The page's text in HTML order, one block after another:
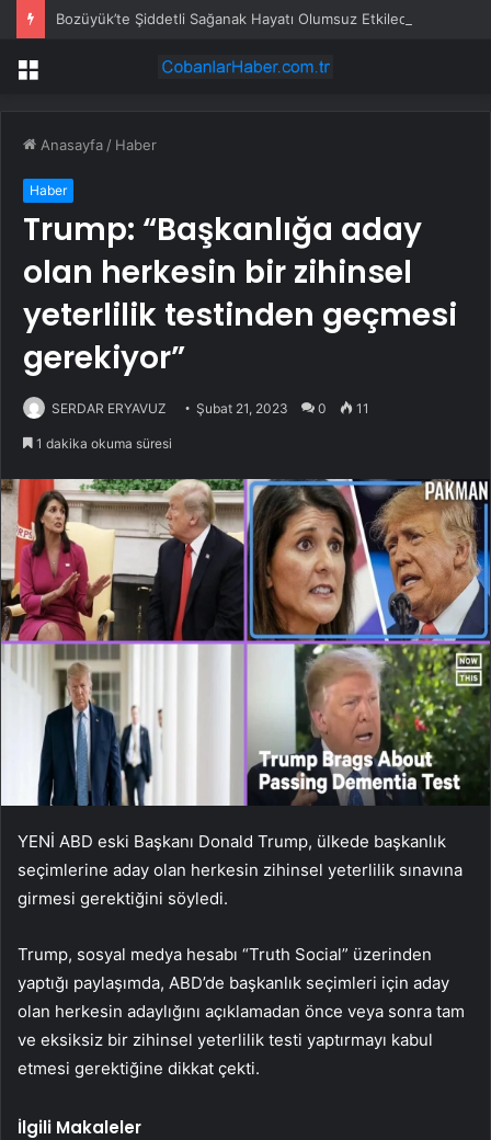
Bozüyük’te Şiddetli Sağanak Hayatı Olumsuz Etkiledi
Menü
Anasayfa / Haber
Haber
Trump: “Başkanlığa aday
olan herkesin bir zihinsel
yeterlilik testinden geçmesi
gerekiyor”
SERDAR ERYAVUZ Şubat 21, 2023 0 11
1 dakika okuma süresi
YENİ ABD eski Başkanı Donald Trump, ülkede başkanlık
seçimlerine aday olan herkesin zihinsel yeterlilik sınavına
girmesi gerektiğini söyledi.
Trump, sosyal medya hesabı “Truth Social” üzerinden
yaptığı paylaşımda, ABD’de başkanlık seçimleri için aday
olan herkesin adaylığını açıklamadan önce veya sonra tam
ve eksiksiz bir zihinsel yeterlilik testi yaptırmayı kabul
etmesi gerektiğine dikkat çekti.
İlgili Makaleler